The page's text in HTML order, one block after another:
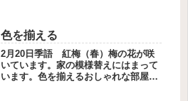
場所にも自分で選んだ植物を植えたい
と思う。そのためには、南天が自然
に...
色を揃える
2月20日季語 紅梅（春）梅の花が咲
いています。家の模様替えにはまって
います。色を揃えるおしゃれな部屋に